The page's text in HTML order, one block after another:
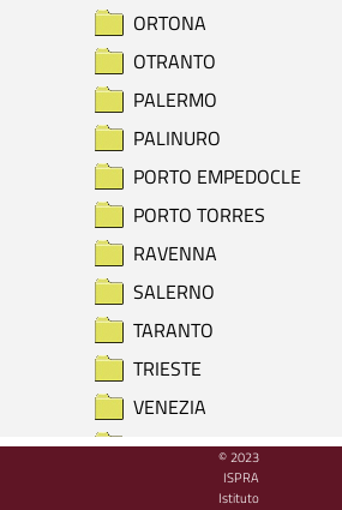
ORTONA
OTRANTO
PALERMO
PALINURO
PORTO EMPEDOCLE
PORTO TORRES
RAVENNA
SALERNO
TARANTO
TRIESTE
VENEZIA
VIESTE
RIEPILOGO PRESENZA DATI
© 2023
ISPRA
Istituto